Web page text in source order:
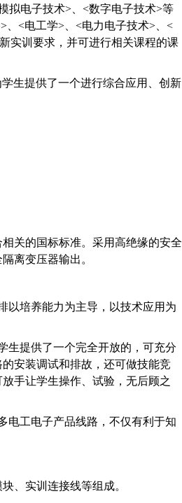
拟电子技术>、<数字电子技术>等
、<电工学>、<电力电子技术>、<
实训要求，并可进行相关课程的课
生提供了一个进行综合应用、创新
关的国标标准。采用高绝缘的安全
离变压器输出。
以培养能力为主导，以技术应用为
生提供了一个完全开放的，可充分
安装调试和排故，还可做技能竞
手让学生操作、试验，无后顾之
电工电子产品线路，不仅有利于知
、实训连接线等组成。